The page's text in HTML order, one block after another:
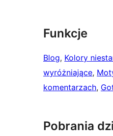
Funkcje
Blog, Kolory
wyróżniające,
komentarzach,
Pobrania